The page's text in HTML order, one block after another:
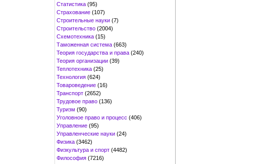
Статистика (95)
Страхование (107)
Строительные науки (7)
Строительство (2004)
Схемотехника (15)
Таможенная система (663)
Теория государства и права (240)
Теория организации (39)
Теплотехника (25)
Технология (624)
Товароведение (16)
Транспорт (2652)
Трудовое право (136)
Туризм (90)
Уголовное право и процесс (406)
Управление (95)
Управленческие науки (24)
Физика (3462)
Физкультура и спорт (4482)
Философия (7216)